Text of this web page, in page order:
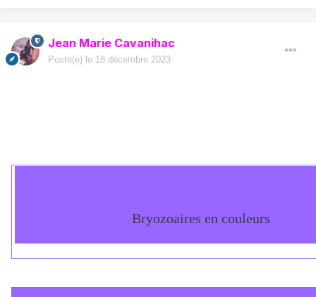
Jean Marie Cavanihac
Posté(e) le 18 décembre 2023
Bryozoaires en couleurs